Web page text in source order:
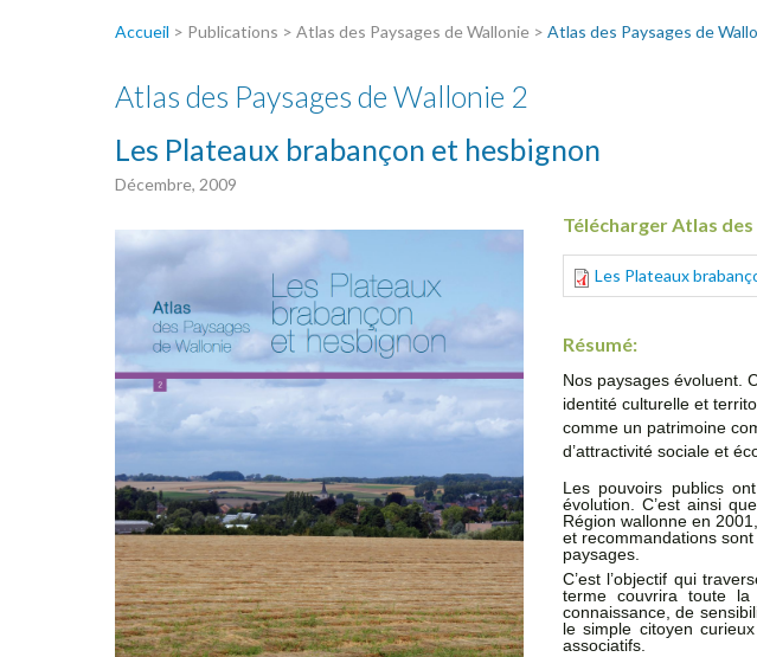
Accueil > Publications > Atlas des Paysages de Wallonie > Atlas des Paysages de
Atlas des Paysages de Wallonie 2
Les Plateaux brabançon et hesbignon
Décembre, 2009
Télécharger Atlas
Les Plateaux
Résumé:
Nos paysages évoluent.
identité culturelle et
comme un patrimoine
d’attractivité sociale et
Les pouvoirs publics
évolution. C’est ainsi
Région wallonne en
et recommandations
paysages.
C’est l’objectif qui
terme couvrira toute
connaissance, de
le simple citoyen
associatifs.